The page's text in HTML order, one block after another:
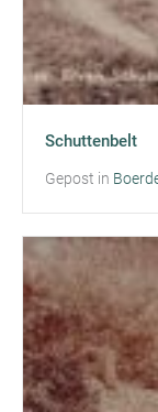
Schuttenbelt
Gepost in